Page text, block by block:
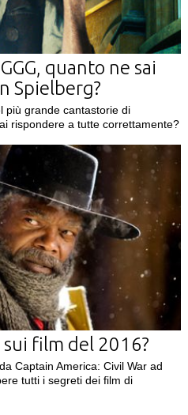
quanto ne sai
Spielberg?
più grande cantastorie di
rispondere a tutte correttamente?
film del 2016?
Captain America: Civil War ad
tutti i segreti dei film di